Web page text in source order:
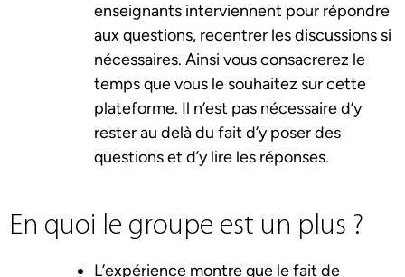
enseignants interviennent pour répondre
aux questions, recentrer les discussions si
nécessaires. Ainsi vous consacrerez le
temps que vous le souhaitez sur cette
plateforme. Il n’est pas nécessaire d’y
rester au delà du fait d’y poser des
questions et d’y lire les réponses.
En quoi le groupe est un plus ?
L’expérience montre que le fait de